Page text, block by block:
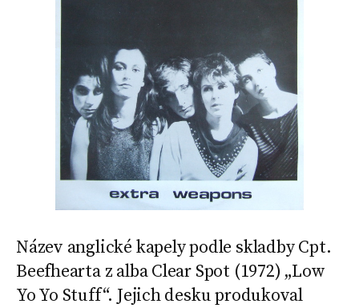
Název anglické kapely podle skladby Cpt.
Beefhearta z alba Clear Spot (1972) „Low
Yo Yo Stuff“. Jejich desku produkoval